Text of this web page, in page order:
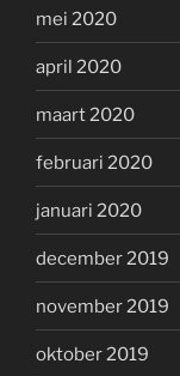
mei 2020
april 2020
maart 2020
februari 2020
januari 2020
december 2019
november 2019
oktober 2019